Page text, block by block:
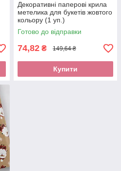
Декоративні паперові крила
метелика для букетів жовтого
кольору (1 уп.)
Готово до відправки
74,82 ₴ 149,64 ₴
Купити